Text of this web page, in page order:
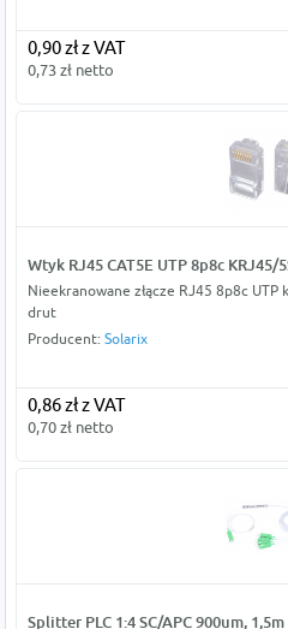
0,90 zł z VAT
0,73 zł netto
Wtyk RJ45 CAT5E UTP 8p8c KRJ45/
Nieekranowane złącze RJ45 8p8c
drut
Producent: Solarix
0,86 zł z VAT
0,70 zł netto
Splitter PLC 1:4 SC/APC 900um, 1,5m